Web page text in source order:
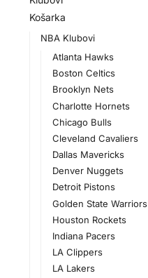
Košarka
NBA Klubovi
Atlanta Hawks
Boston Celtics
Brooklyn Nets
Charlotte Hornets
Chicago Bulls
Cleveland Cavaliers
Dallas Mavericks
Denver Nuggets
Detroit Pistons
Golden State Warriors
Houston Rockets
Indiana Pacers
LA Clippers
LA Lakers